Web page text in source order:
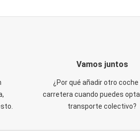
Vamos juntos
¿Por qué añadir otro coche
carretera cuando puedes
transporte colectivo?